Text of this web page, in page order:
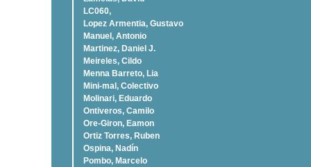
LC060,
Lopez Armentia, Gustavo
Manuel, Antonio
Martinez, Daniel J.
Meireles, Cildo
Menna Barreto, Lia
Mini-mal, Colectivo
Molinari, Eduardo
Ontiveros, Camilo
Ore-Giron, Eamon
Ortiz Torres, Ruben
Ospina, Nadí­n
Pombo, Marcelo